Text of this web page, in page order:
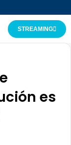
STREAMING
es